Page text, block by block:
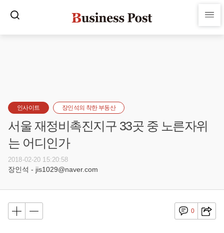
인사이트 장인석의 착한 부동산
서울 재정비촉진지구 33곳 중 노른자위
는 어디인가
2018-02-20 15:20:58
장인석 - jis1029@naver.com
0